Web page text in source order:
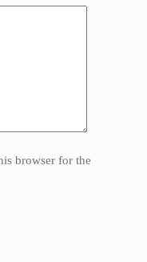
browser for the